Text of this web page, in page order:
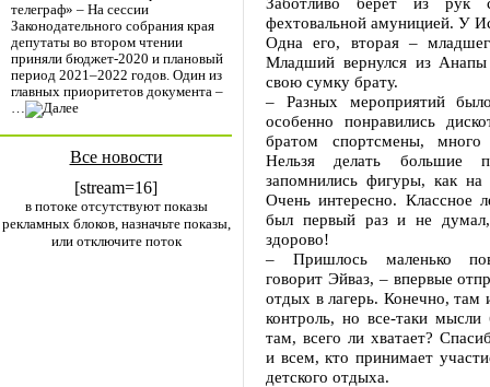
телеграф» – На сессии
Законодательного собрания края
депутаты во втором чтении
приняли бюджет-2020 и плановый
период 2021–2022 годов. Один из
главных приоритетов документа –
…
Все новости
[stream=16]
в потоке отсутствуют показы
рекламных блоков, назначьте показы,
или отключите поток
фехтовальной амуницией. У
Одна его, вторая –
Младший вернулся из Анапы
свою сумку брату.
– Разных мероприятий
особенно понравились
братом спортсмены, много
Нельзя делать большие
запомнились фигуры, как на
Очень интересно. Классное
был первый раз и не
здорово!
– Пришлось маленько
говорит Эйваз, – впервые
отдых в лагерь. Конечно, там
контроль, но все-таки
там, всего ли хватает?
и всем, кто принимает
детского отдыха.